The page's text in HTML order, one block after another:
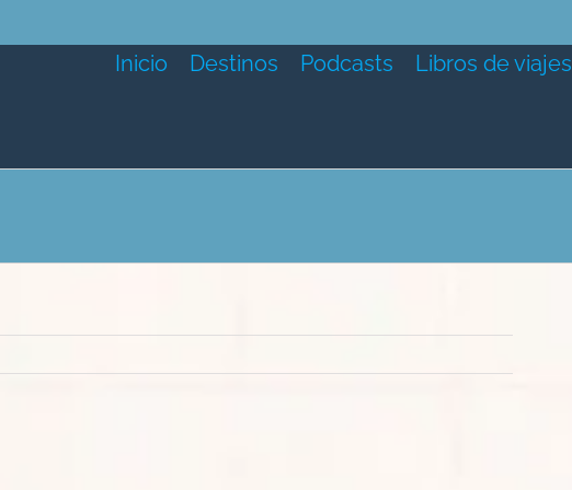
Inicio Destinos Podcasts Libros de viajes